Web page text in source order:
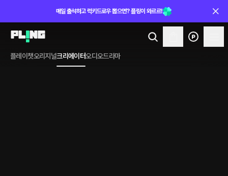
매일 출석하고 럭키드로우 뽑으면? 플링이 와르르!
플레이챗오리지널크리에이터오디오드라마